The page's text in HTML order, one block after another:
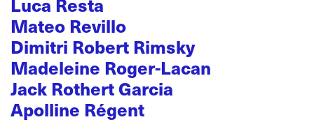
Mateo Revillo
Dimitri Robert Rimsky
Madeleine Roger-Lacan
Jack Rothert Garcia
Apolline Régent